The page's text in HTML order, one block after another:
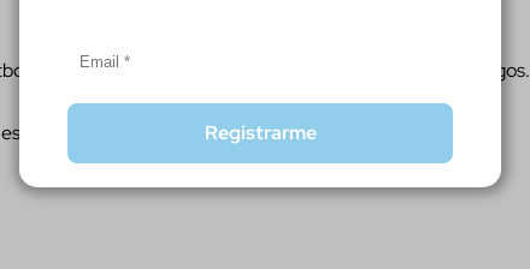
Registrarme
para que amplies la experiencia y compartas con tus amigos.
es una de las mejores apps de fútbol para hacerlo.